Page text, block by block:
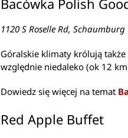
1120 S Roselle Rd, Schaumburg
Góralskie klimaty królują także
względnie niedaleko (ok 12
Dowiedz się więcej na temat
Red Apple Buffet